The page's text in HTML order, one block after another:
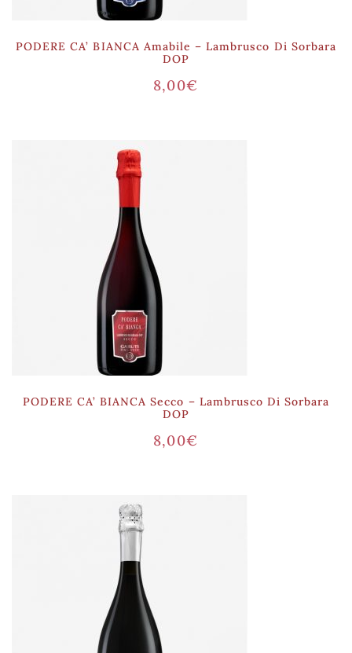
PODERE CA’ BIANCA Amabile – Lambrusco Di Sorbara
DOP
8,00€
PODERE CA’ BIANCA Secco – Lambrusco Di Sorbara
DOP
8,00€